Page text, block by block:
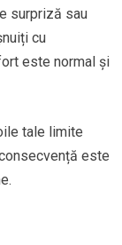
surpriză sau
cu
este normal și
tale limite
este